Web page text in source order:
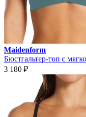
Maidenform
Бюстгальтер-топ с
3 180 ₽